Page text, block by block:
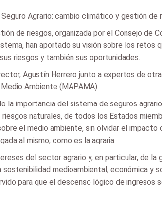
Agrario: cambio climático y gestión de
de riesgos, organizada por el Consejo de
han aportado su visión sobre los retos
riesgos y también sus oportunidades.
Agustín Herrero junto a expertos de
Ambiente (MAPAMA).
la importancia del sistema de seguros
naturales, de todos los Estados
el medio ambiente, sin olvidar el impacto
al mismo, como es la agraria.
del sector agrario y, en particular, de la
medioambiental, económica y
para que el descenso lógico de ingresos